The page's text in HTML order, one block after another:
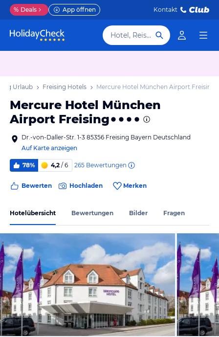
% Deals App öffnen Kontakt
Hotel, Reiseziel
Urlaub Freising Hotels Mercure Hotel München Airport Freising
Mercure Hotel München
Airport Freising
Dr.-von-Daller-Str. 1-3 85356 Freising Bayern Deutschland
Auf Karte anzeigen
78% 4,2 / 6 265 Bewertungen
Bewerten Hochladen Merken
Hotelübersicht Bewertungen Bilder Fragen
vom